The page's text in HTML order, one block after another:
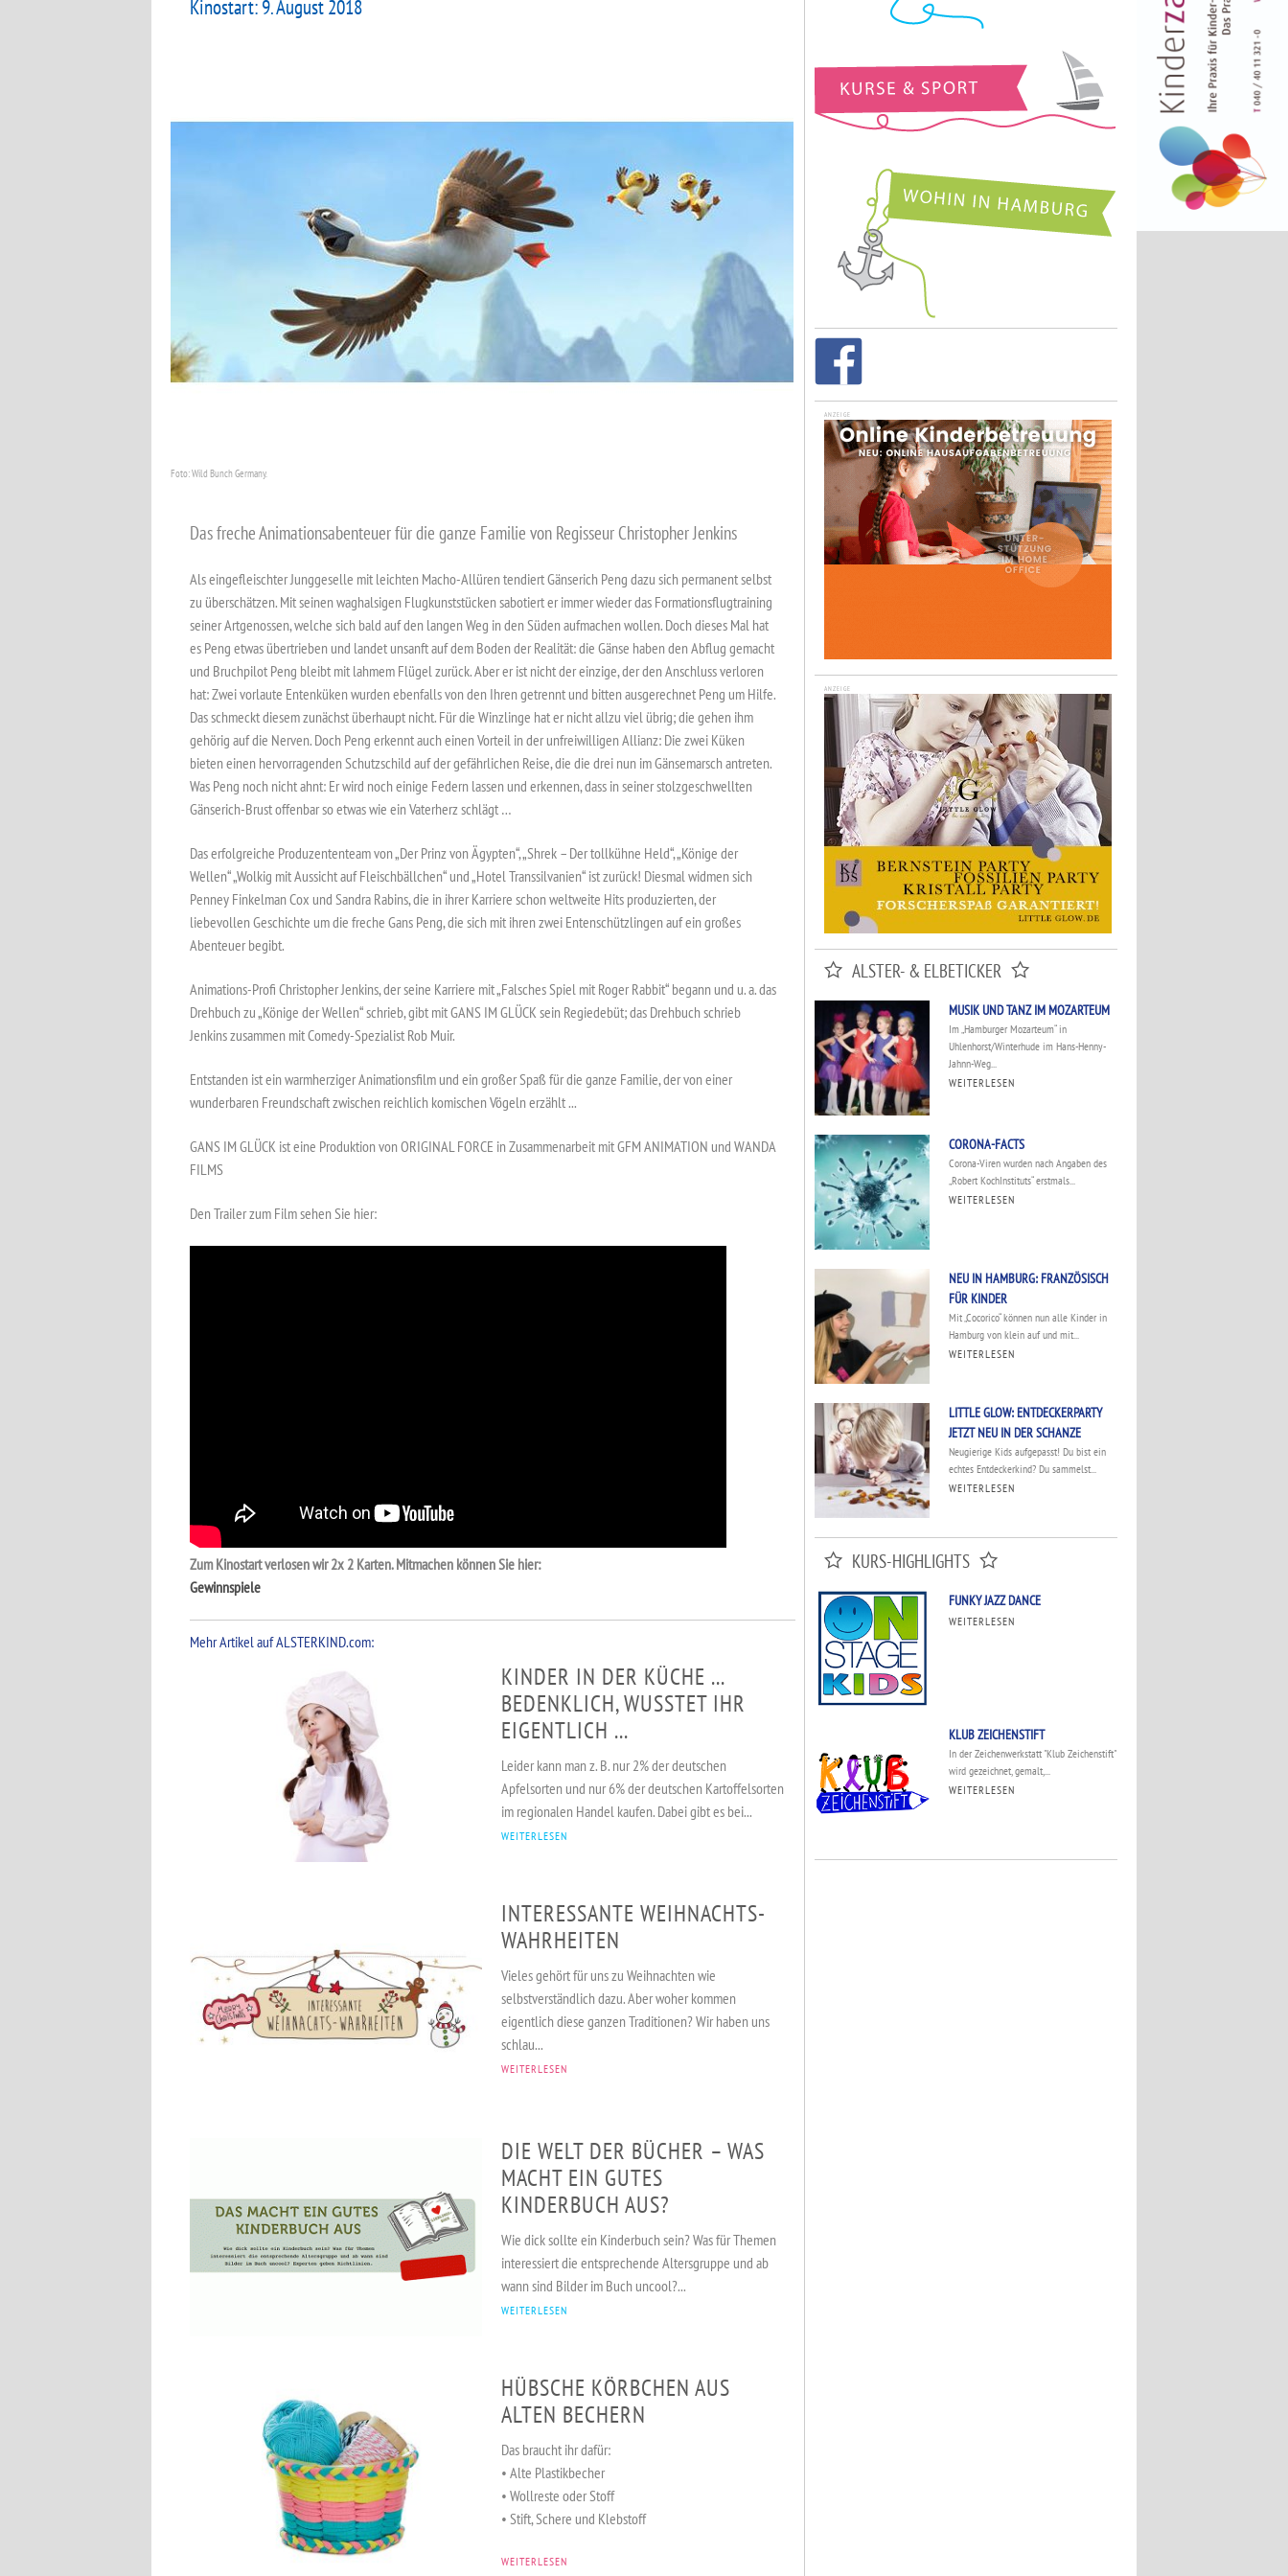
Kinostart: 9. August 2018
Foto: Wild Bunch Germany.
Das freche Animationsabenteuer für die ganze Familie von Regisseur Christopher Jenkins
Als eingefleischter Junggeselle mit leichten Macho-Allüren tendiert Gänserich Peng dazu sich permanent selbst
zu überschätzen. Mit seinen waghalsigen Flugkunststücken sabotiert er immer wieder das Formationsflugtraining
seiner Artgenossen, welche sich bald auf den langen Weg in den Süden aufmachen wollen. Doch dieses Mal hat
es Peng etwas übertrieben und landet unsanft auf dem Boden der Realität: die Gänse haben den Abflug gemacht
und Bruchpilot Peng bleibt mit lahmem Flügel zurück. Aber er ist nicht der einzige, der den Anschluss verloren
hat: Zwei vorlaute Entenküken wurden ebenfalls von den Ihren getrennt und bitten ausgerechnet Peng um Hilfe.
Das schmeckt diesem zunächst überhaupt nicht. Für die Winzlinge hat er nicht allzu viel übrig; die gehen ihm
gehörig auf die Nerven. Doch Peng erkennt auch einen Vorteil in der unfreiwilligen Allianz: Die zwei Küken
bieten einen hervorragenden Schutzschild auf der gefährlichen Reise, die die drei nun im Gänsemarsch antreten.
Was Peng noch nicht ahnt: Er wird noch einige Federn lassen und erkennen, dass in seiner stolzgeschwellten
Gänserich-Brust offenbar so etwas wie ein Vaterherz schlägt …
Das erfolgreiche Produzententeam von „Der Prinz von Ägypten“, „Shrek – Der tollkühne Held“, „Könige der
Wellen“ „Wolkig mit Aussicht auf Fleischbällchen“ und „Hotel Transsilvanien“ ist zurück! Diesmal widmen sich
Penney Finkelman Cox und Sandra Rabins, die in ihrer Karriere schon weltweite Hits produzierten, der
liebevollen Geschichte um die freche Gans Peng, die sich mit ihren zwei Entenschützlingen auf ein großes
Abenteuer begibt.
Animations-Profi Christopher Jenkins, der seine Karriere mit „Falsches Spiel mit Roger Rabbit“ begann und u. a. das
Drehbuch zu „Könige der Wellen“ schrieb, gibt mit GANS IM GLÜCK sein Regiedebüt; das Drehbuch schrieb
Jenkins zusammen mit Comedy-Spezialist Rob Muir.
Entstanden ist ein warmherziger Animationsfilm und ein großer Spaß für die ganze Familie, der von einer
wunderbaren Freundschaft zwischen reichlich komischen Vögeln erzählt ...
GANS IM GLÜCK ist eine Produktion von ORIGINAL FORCE in Zusammenarbeit mit GFM ANIMATION und WANDA
FILMS
Den Trailer zum Film sehen Sie hier:
Zum Kinostart verlosen wir 2x 2 Karten. Mitmachen können Sie hier:
Gewinnspiele
Mehr Artikel auf ALSTERKIND.com:
KINDER IN DER KÜCHE ...
BEDENKLICH, WUSSTET IHR
EIGENTLICH ...
Leider kann man z. B. nur 2% der deutschen
Apfelsorten und nur 6% der deutschen Kartoffelsorten
im regionalen Handel kaufen. Dabei gibt es bei...
WEITERLESEN
INTERESSANTE WEIHNACHTS-
WAHRHEITEN
Vieles gehört für uns zu Weihnachten wie
selbstverständlich dazu. Aber woher kommen
eigentlich diese ganzen Traditionen? Wir haben uns
schlau...
WEITERLESEN
DIE WELT DER BÜCHER – WAS
MACHT EIN GUTES
KINDERBUCH AUS?
Wie dick sollte ein Kinderbuch sein? Was für Themen
interessiert die entsprechende Altersgruppe und ab
wann sind Bilder im Buch uncool?...
WEITERLESEN
HÜBSCHE KÖRBCHEN AUS
ALTEN BECHERN
Das braucht ihr dafür:
• Alte Plastikbecher
• Wollreste oder Stoff
• Stift, Schere und Klebstoff
WEITERLESEN
Kurse und Sport
Wohin in Hamburg
ANZEIGE
ANZEIGE
ALSTER- & ELBETICKER
MUSIK UND TANZ IM MOZARTEUM
Im „Hamburger Mozarteum“ in
Uhlenhorst/Winterhude im Hans-Henny-
Jahnn-Weg...
WEITERLESEN
CORONA-FACTS
Corona-Viren wurden nach Angaben des
„Robert KochInstituts“ erstmals...
WEITERLESEN
NEU IN HAMBURG: FRANZÖSISCH
FÜR KINDER
Mit „Cocorico“ können nun alle Kinder in
Hamburg von klein auf und mit...
WEITERLESEN
LITTLE GLOW: ENTDECKERPARTY
JETZT NEU IN DER SCHANZE
Neugierige Kids aufgepasst! Du bist ein
echtes Entdeckerkind? Du sammelst...
WEITERLESEN
KURS-HIGHLIGHTS
FUNKY JAZZ DANCE
WEITERLESEN
KLUB ZEICHENSTIFT
In der Zeichenwerkstatt "Klub Zeichenstift"
wird gezeichnet, gemalt,...
WEITERLESEN
VERANSTALTUNGEN
KURSE & SPORT
ADRESSEN